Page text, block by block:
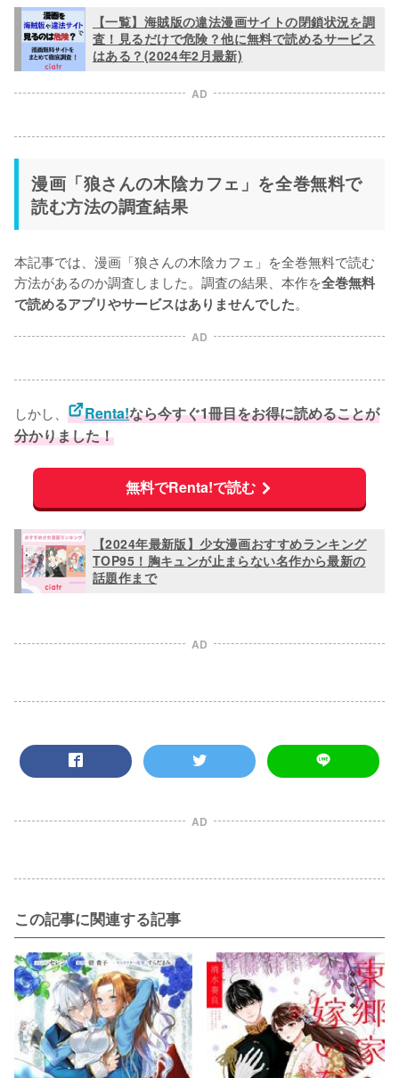
【一覧】海賊版の違法漫画サイトの閉鎖状況を調
査！見るだけで危険？他に無料で読めるサービス
はある？(2024年2月最新)
AD
漫画「狼さんの木陰カフェ」を全巻無料で
読む方法の調査結果
本記事では、漫画「狼さんの木陰カフェ」を全巻無料で読む
方法があるのか調査しました。調査の結果、本作を全巻無料
で読めるアプリやサービスはありませんでした。
AD
しかし、 Renta!なら今すぐ1冊目をお得に読めることが
分かりました！
無料でRenta!で読む
【2024年最新版】少女漫画おすすめランキング
TOP95！胸キュンが止まらない名作から最新の
話題作まで
AD
AD
この記事に関連する記事